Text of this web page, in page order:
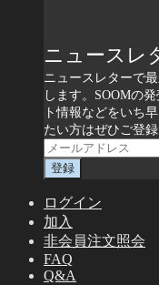
ニュースレ
ニュースレターで
します。SOOMの
ト情報などをいち
たい方はぜひご登録
ログイン
加入
非会員注文照会
FAQ
Q&A